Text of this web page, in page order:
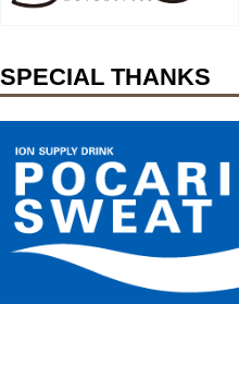
SPECIAL THANKS